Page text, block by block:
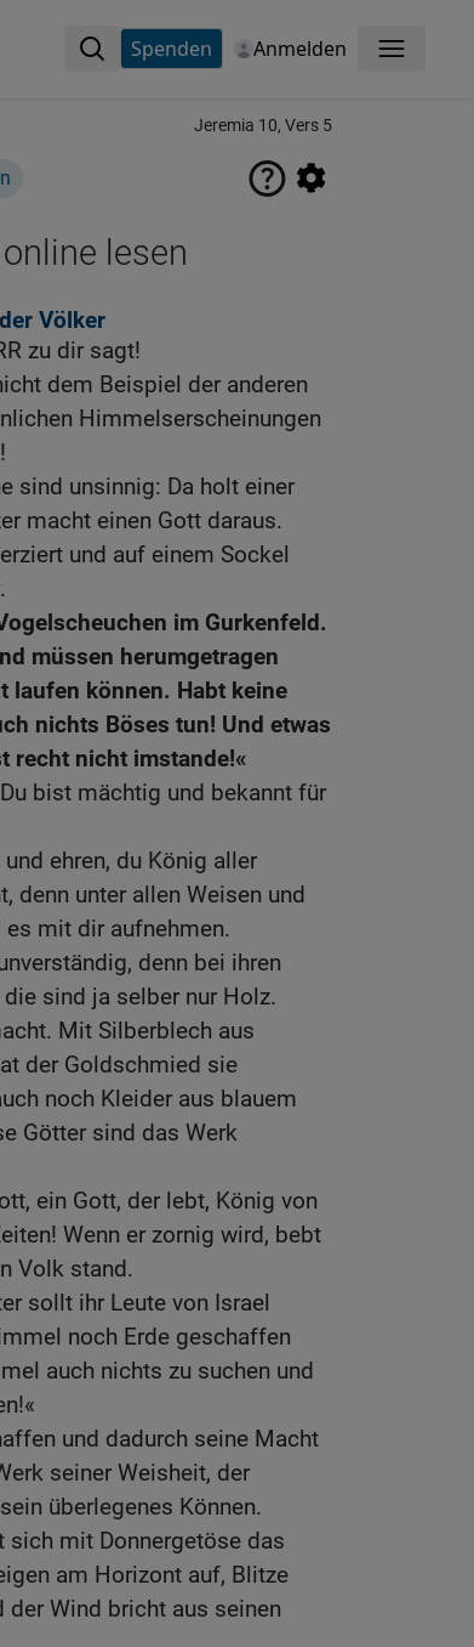
Spenden Anmelden Menü
Jeremia 10, Vers 5
lesen
Völker
zu dir sagt!
dem Beispiel der anderen
Himmelserscheinungen
sind unsinnig: Da holt einer
macht einen Gott daraus.
und auf einem Sockel
im Gurkenfeld.
müssen herumgetragen
laufen können. Habt keine
nichts Böses tun! Und etwas
recht nicht imstande!«
bist mächtig und bekannt für
ehren, du König aller
denn unter allen Weisen und
mit dir aufnehmen.
denn bei ihren
sind ja selber nur Holz.
Mit Silberblech aus
der Goldschmied sie
noch Kleider aus blauem
Götter sind das Werk
ein Gott, der lebt, König von
Wenn er zornig wird, bebt
Volk stand.
sollt ihr Leute von Israel
noch Erde geschaffen
auch nichts zu suchen und
und dadurch seine Macht
seiner Weisheit, der
überlegenes Können.
sich mit Donnergetöse das
am Horizont auf, Blitze
der Wind bricht aus seinen